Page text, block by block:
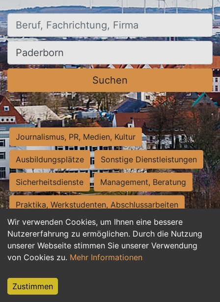
Wir verwenden Cookies, um Ihnen eine bessere
Nutzererfahrung zu ermöglichen. Durch die Nutzung
unserer Webseite stimmen Sie unserer Verwendung
von Cookies zu. Mehr Informationen
Zustimmen
Beruf, Fachrichtung, Firma
Ort, Stadt
Suchen
Journalismus, PR, Medien, Kultur
Ausbildungsplätze Sonstige Dienstleistungen
Sicherheitsdienste Management, Beratung
Praktika, Werkstudenten, Abschlussarbeiten
Personalwesen Assistenz, Sekretariat
Hilfskräfte, Aushilfs- und Nebenjobs
Weiterbildung, Studium, duale Ausbildung